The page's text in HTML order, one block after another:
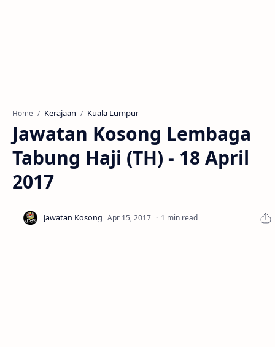
Home Kerajaan Kuala Lumpur
Jawatan Kosong Lembaga
Tabung Haji (TH) - 18 April
2017
1 min read